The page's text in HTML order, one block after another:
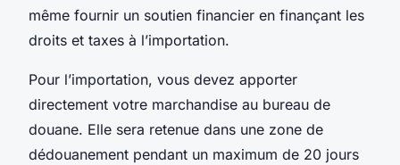
même fournir un soutien financier en finançant les
droits et taxes à l’importation.
Pour l’importation, vous devez apporter
directement votre marchandise au bureau de
douane. Elle sera retenue dans une zone de
dédouanement pendant un maximum de 20 jours